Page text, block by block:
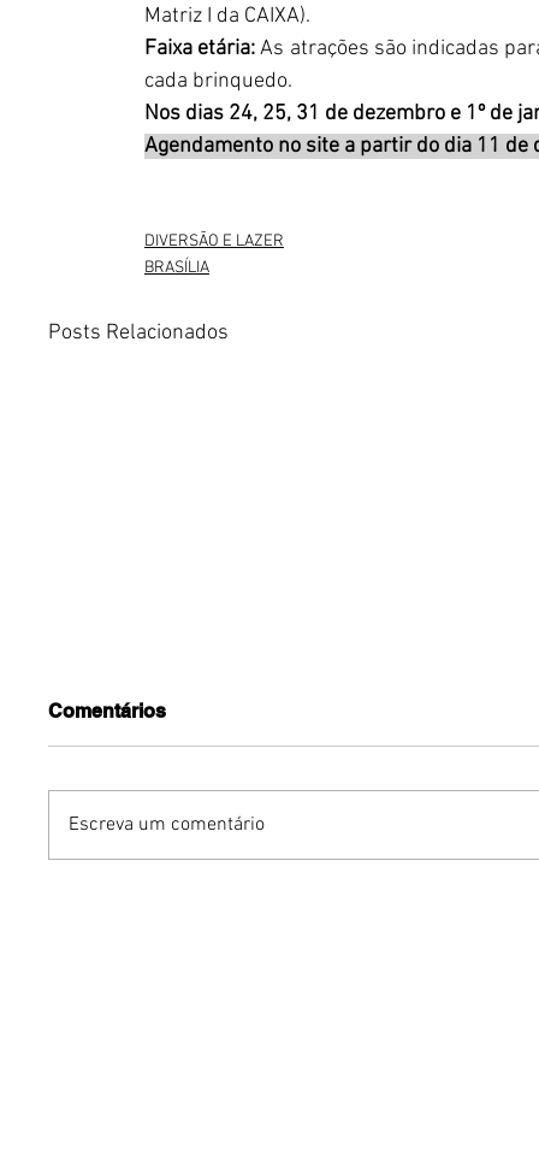
Matriz I da CAIXA).
Faixa etária: As atrações são indicadas
cada brinquedo.
Nos dias 24, 25, 31 de dezembro e 1º de
Agendamento no site a partir do dia 11 de
DIVERSÃO E LAZER
BRASÍLIA
Posts Relacionados
Comentários
Escreva um comentário